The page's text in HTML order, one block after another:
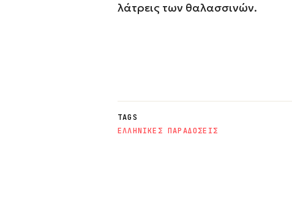
λάτρεις των θαλασσινών.
TAGS
ΕΛΛΗΝΙΚΕΣ ΠΑΡΑΔΟΣΕΙΣ